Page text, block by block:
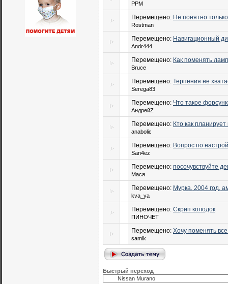
PPM
Перемещено: Не понятно
Rostman
Перемещено: Навигационный
Andr444
Перемещено: Как поменять
Bruce
Перемещено: Терпения не
Serega83
Перемещено: Что такое
АндрейZ
Перемещено: Кто как планирует
anabolic
Перемещено: Вопрос по
San4ez
Перемещено: посочувствуйте
Мася
Перемещено: Мурка, 2004 год,
kva_ya
Перемещено: Скрип колодок
ПИНОЧЕТ
Перемещено: Хочу поменять
samik
Быстрый переход